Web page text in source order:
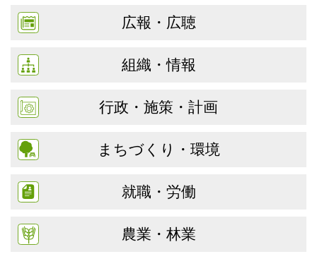
広報・広聴
組織・情報
行政・施策・計画
まちづくり・環境
就職・労働
農業・林業